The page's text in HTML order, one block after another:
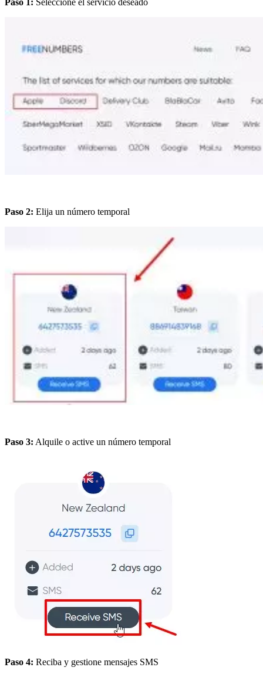
Paso 2: Elija un número temporal
Paso 3: Alquile o active un número temporal
Paso 4: Reciba y gestione mensajes SMS